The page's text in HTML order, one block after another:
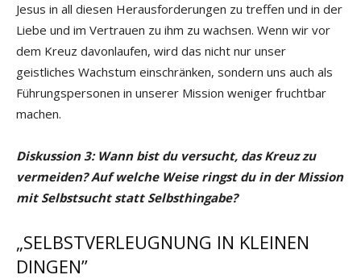
Jesus in all diesen Herausforderungen zu treffen und in der
Liebe und im Vertrauen zu ihm zu wachsen. Wenn wir vor
dem Kreuz davonlaufen, wird das nicht nur unser
geistliches Wachstum einschränken, sondern uns auch als
Führungspersonen in unserer Mission weniger fruchtbar
machen.
Diskussion 3: Wann bist du versucht, das Kreuz zu
vermeiden? Auf welche Weise ringst du in der Mission
mit Selbstsucht statt Selbsthingabe?
„SELBSTVERLEUGNUNG IN KLEINEN
DINGEN”